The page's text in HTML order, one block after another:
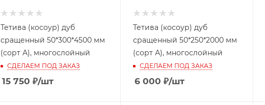
Тетива (косоур) дуб
сращенный 50*300*4500 мм
(сорт А), многослойный
СДЕЛАЕМ ПОД ЗАКАЗ
15 750 ₽/шт
Тетива (косоур) дуб
сращенный 50*250*2000 мм
(сорт А), многослойный
СДЕЛАЕМ ПОД ЗАКАЗ
6 000 ₽/шт